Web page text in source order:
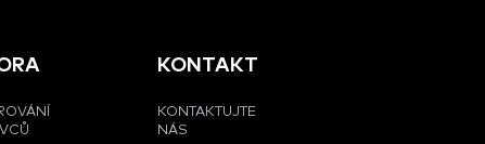
KONTAKT
KONTAKTUJTE
NÁS